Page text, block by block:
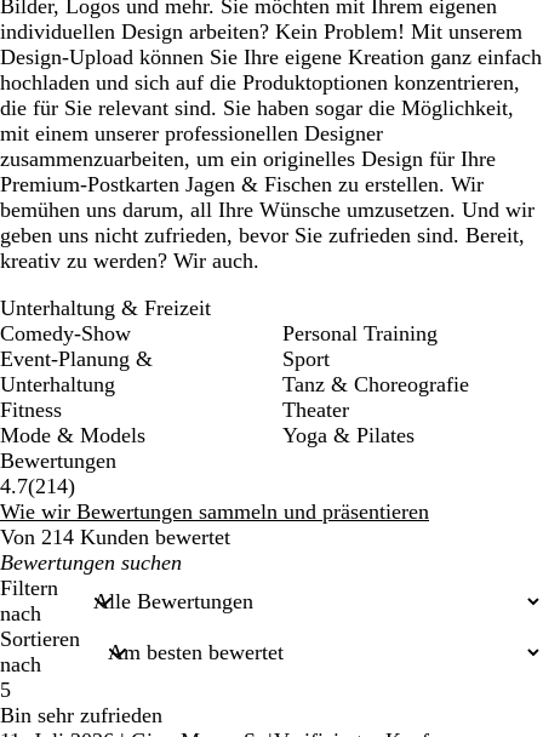
Bilder, Logos und mehr. Sie möchten mit Ihrem eigenen
individuellen Design arbeiten? Kein Problem! Mit unserem
Design-Upload können Sie Ihre eigene Kreation ganz einfach
hochladen und sich auf die Produktoptionen konzentrieren,
die für Sie relevant sind. Sie haben sogar die Möglichkeit,
mit einem unserer professionellen Designer
zusammenzuarbeiten, um ein originelles Design für Ihre
Premium-Postkarten Jagen & Fischen zu erstellen. Wir
bemühen uns darum, all Ihre Wünsche umzusetzen. Und wir
geben uns nicht zufrieden, bevor Sie zufrieden sind. Bereit,
kreativ zu werden? Wir auch.
Unterhaltung & Freizeit
Comedy-Show
Event-Planung &
Unterhaltung
Fitness
Mode & Models
Personal Training
Sport
Tanz & Choreografie
Theater
Yoga & Pilates
Bewertungen
4.7(214214
Bewertungen
)
Wie wir Bewertungen sammeln und präsentieren
Von 214 Kunden bewertet
Meine
Sucheingaben
Filtern
nach
Sortieren
nach
5
Bin sehr zufrieden